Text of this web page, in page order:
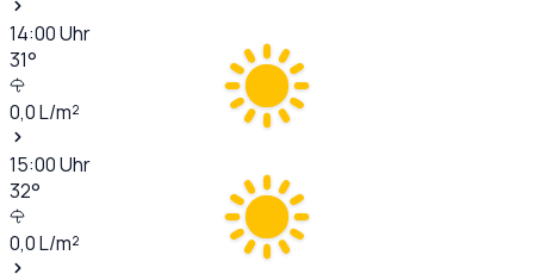
14:00Uhr
31°
0,0L/m²
15:00Uhr
32°
0,0L/m²